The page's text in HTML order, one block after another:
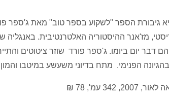
גיבורת הספר "לשקוע בספר טוב" מאת ג'ספר
מז'אנר ההיסטוריה האלטרנטיבית. באנגליה
יום ביומו. ג'ספר פורד שוזר ציטוטים
הפנימי. מתח בדיוני משעשע במיטבו
עמ', 78 ₪